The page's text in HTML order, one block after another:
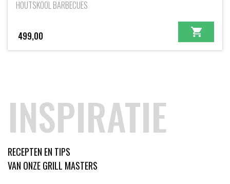
HOUTSKOOL BARBECUES
499,00
INSPIRATIE
RECEPTEN EN TIPS
VAN ONZE GRILL MASTERS